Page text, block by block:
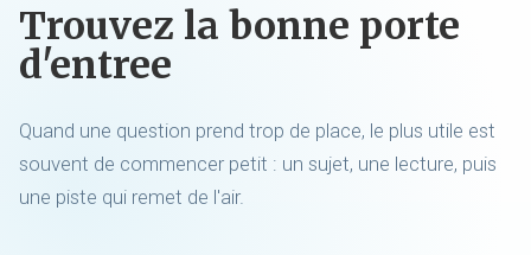
Trouvez la bonne porte
d'entree
Quand une question prend trop de place, le plus utile est
souvent de commencer petit : un sujet, une lecture, puis
une piste qui remet de l'air.